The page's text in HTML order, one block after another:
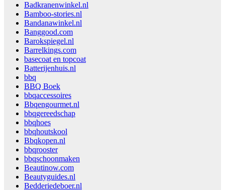
Badkranenwinkel.nl
Bamboo-stories.nl
Bandanawinkel.nl
Banggood.com
Barokspiegel.nl
Barrelkings.com
basecoat en topcoat
Batterijenhuis.nl
bbq
BBQ Boek
bbqaccessoires
Bbqengourmet.nl
bbqgereedschap
bbqhoes
bbqhoutskool
Bbqkopen.nl
bbqrooster
bbqschoonmaken
Beautinow.com
Beautyguides.nl
Bedderiedeboer.nl